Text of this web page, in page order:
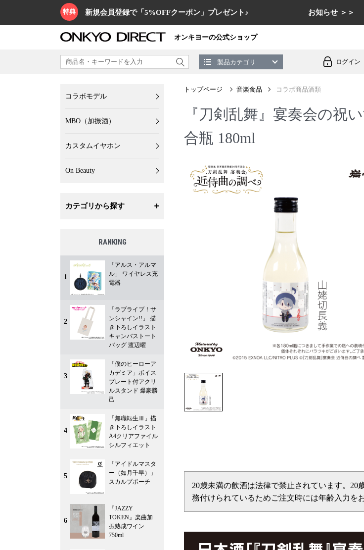
特典 新規会員登録で「5%OFFクーポン」プレゼント♪ お知らせ ＞＞
オンキヨーの公式ショップ
製品カテゴリ ログイン
トップページ 音楽食品 コラボ商品酒類
『刀剣乱舞』宴奏会の祝
合瓶 180ml
20歳未満の飲酒は法律で禁止されています。
務付けられているためご注文時には年齢入力を
コラボモデル
MBO（加振酒）
カスタムイヤホン
On Beauty
カテゴリから探す
RANKING
1
「アルス・アルマ
ル」 ワイヤレス充
電器
2
「ラブライブ！サ
ンシャイン!!」 描
き下ろしイラスト
キャンバストート
バッグ 渡辺曜
3
「僕のヒーローア
カデミア」ボイス
プレート付アクリ
ルスタンド 爆豪勝
己
4
「無職転生Ⅲ」描
き下ろしイラスト
A4クリアファイル
シルフィエット
5
「アイドルマスタ
ー（如月千早）」
スカルプポーチ
6
『JAZZY
TOKEN』楽曲加
振熟成ワイン
750ml